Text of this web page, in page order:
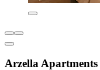
Arzella Apartments